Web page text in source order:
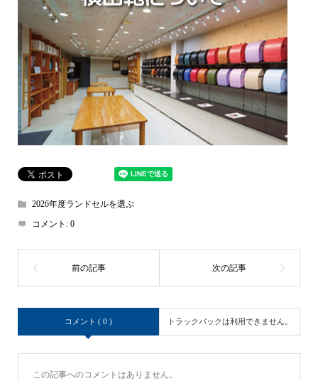
2026年度ランドセルを選ぶ
コメント: 0
コメント ( 0 ) トラックバックは利用できません。
この記事へのコメントはありません。